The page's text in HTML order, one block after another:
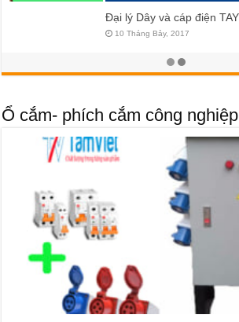
Đại lý Dây và cáp điện TAY A
Ổ cắm- phích cắm công nghiệp